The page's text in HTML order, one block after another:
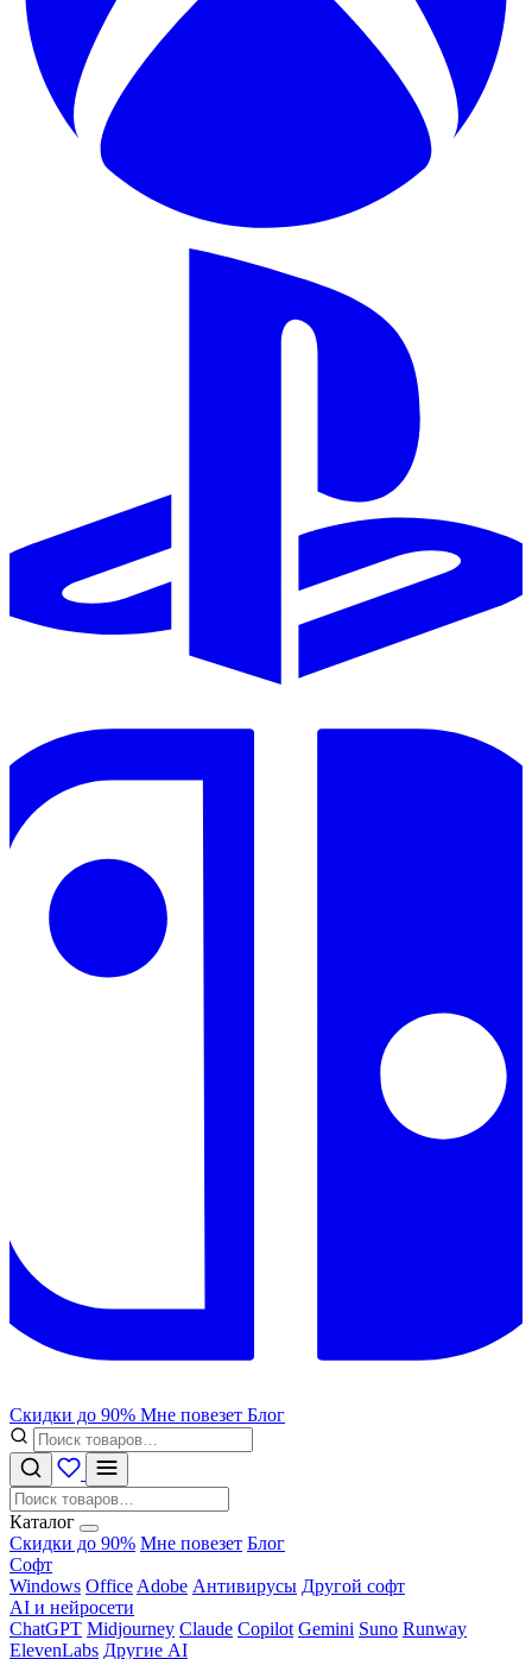
Скидки до 90% Мне повезет Блог
Каталог
Скидки до 90% Мне повезет Блог
Софт
Windows Office Adobe Антивирусы Другой софт
AI и нейросети
ChatGPT Midjourney Claude Copilot Gemini Suno Runway
ElevenLabs Другие AI